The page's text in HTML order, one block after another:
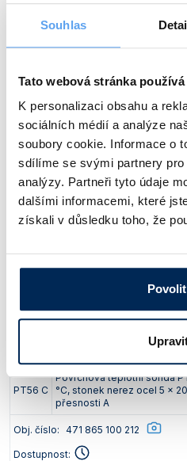
Souhlas
Tato webová stránka
K personalizaci obsahu a
sociálních médií a analýze
soubory cookie. Informace o
sdílíme se svými partnery
analýzy. Partneři tyto údaje
dalšími informacemi, které
získali v důsledku toho, že
konektor, tř. přesnosti A
Dostupnost:
2 695 Kč/ ks
Typ Popis
PT56/1000
Teplotní sonda PT100
-50 až 400 °C, stonek
konektor, tř. přesnosti A
Dostupnost:
PT56 C
Povrchová teplotní sonda
°C, stonek nerez ocel 5 x
přesnosti A
Obj. číslo: 471 865 100 212
Dostupnost: